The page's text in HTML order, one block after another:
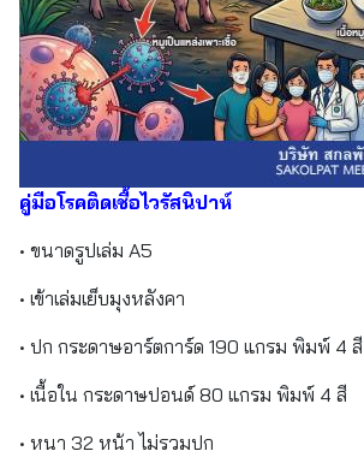
คู่มือโรคติดเชื้อไวรัสนิปาห์
• ขนาดรูปเล่ม A5
• เข้าเล่มเย็บมุงหลังคา
• ปก กระดาษอาร์ตการ์ด 190 แกรม พิมพ์ 4 สี
• เนื้อใน กระดาษปอนด์ 80 แกรม พิมพ์ 4 สี
• หนา 32 หน้า ไม่รวมปก